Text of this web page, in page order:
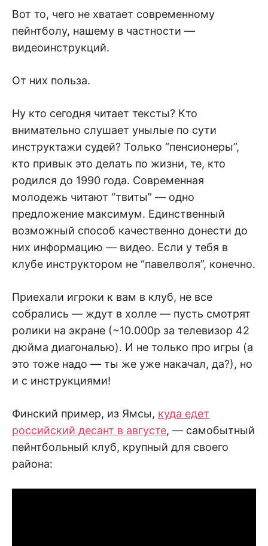
Вот то, чего не хватает современному
пейнтболу, нашему в частности —
видеоинструкций.
От них польза.
Ну кто сегодня читает тексты? Кто
внимательно слушает унылые по сути
инструктажи судей? Только “пенсионеры”,
кто привык это делать по жизни, те, кто
родился до 1990 года. Современная
молодежь читают “твиты” — одно
предложение максимум. Единственный
возможный способ качественно донести до
них информацию — видео. Если у тебя в
клубе инструктором не “павелволя”, конечно.
Приехали игроки к вам в клуб, не все
собрались — ждут в холле — пусть смотрят
ролики на экране (~10.000р за телевизор 42
дюйма диагональю). И не только про игры (а
это тоже надо — ты же уже накачал, да?), но
и с инструкциями!
Финский пример, из Ямсы, куда едет
российский десант в августе, — самобытный
пейнтбольный клуб, крупный для своего
района: